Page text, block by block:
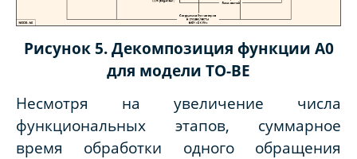
Рисунок 5. Декомпозиция функции A0
для модели TO-BE
Несмотря на увеличение числа
функциональных этапов, суммарное
время обработки одного обращения